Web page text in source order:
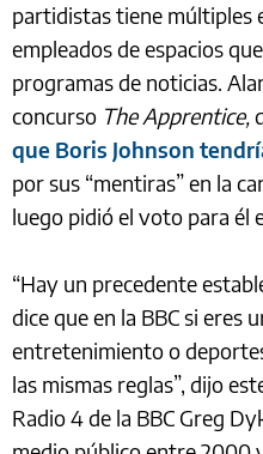
partidistas tiene múltiples
empleados de espacios
programas de noticias.
concurso The Apprentice,
que Boris Johnson
por sus “mentiras” en la
luego pidió el voto para él
“Hay un precedente
dice que en la BBC si eres
entretenimiento o
las mismas reglas”, dijo
Radio 4 de la BBC Greg